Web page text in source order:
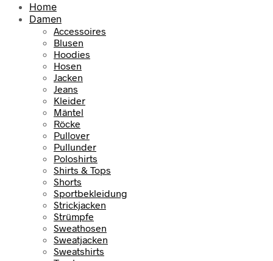
Home
Damen
Accessoires
Blusen
Hoodies
Hosen
Jacken
Jeans
Kleider
Mäntel
Röcke
Pullover
Pullunder
Poloshirts
Shirts & Tops
Shorts
Sportbekleidung
Strickjacken
Strümpfe
Sweathosen
Sweatjacken
Sweatshirts